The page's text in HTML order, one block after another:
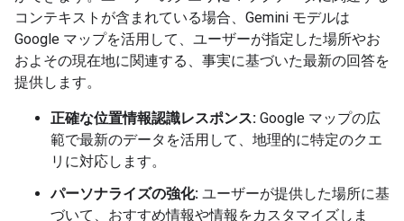
コンテキストが含まれている場合、Gemini モデルは
Google マップを活用して、ユーザーが指定した場所やお
およその現在地に関連する、事実に基づいた最新の回答を
提供します。
正確な位置情報認識レスポンス: Google マップの広
範で最新のデータを活用して、地理的に特定のクエ
リに対応します。
パーソナライズの強化: ユーザーが提供した場所に基
づいて、おすすめ情報や情報をカスタマイズしま